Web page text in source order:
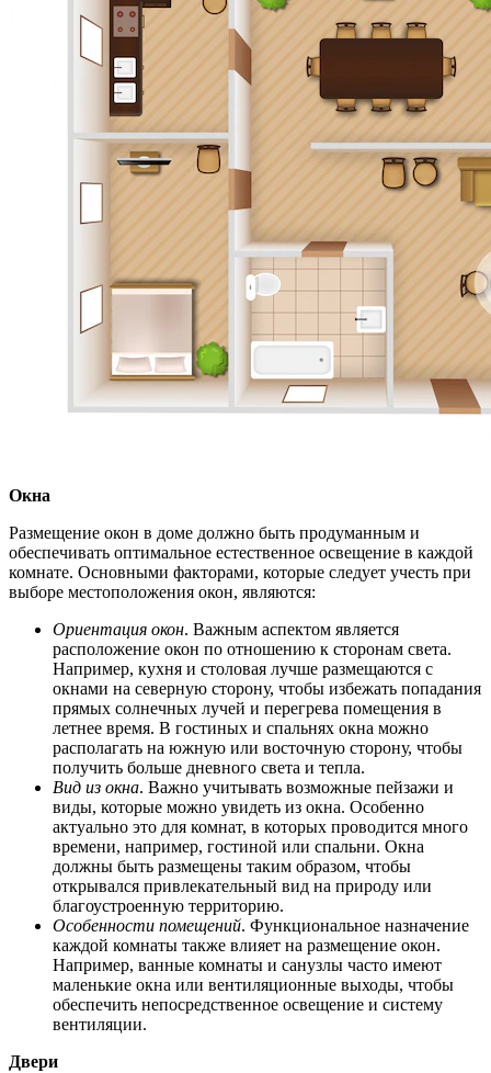
Окна
Размещение окон в доме должно быть продуманным и
обеспечивать оптимальное естественное освещение в каждой
комнате. Основными факторами, которые следует учесть при
выборе местоположения окон, являются:
Ориентация окон. Важным аспектом является
расположение окон по отношению к сторонам света.
Например, кухня и столовая лучше размещаются с
окнами на северную сторону, чтобы избежать попадания
прямых солнечных лучей и перегрева помещения в
летнее время. В гостиных и спальнях окна можно
располагать на южную или восточную сторону, чтобы
получить больше дневного света и тепла.
Вид из окна. Важно учитывать возможные пейзажи и
виды, которые можно увидеть из окна. Особенно
актуально это для комнат, в которых проводится много
времени, например, гостиной или спальни. Окна
должны быть размещены таким образом, чтобы
открывался привлекательный вид на природу или
благоустроенную территорию.
Особенности помещений. Функциональное назначение
каждой комнаты также влияет на размещение окон.
Например, ванные комнаты и санузлы часто имеют
маленькие окна или вентиляционные выходы, чтобы
обеспечить непосредственное освещение и систему
вентиляции.
Двери